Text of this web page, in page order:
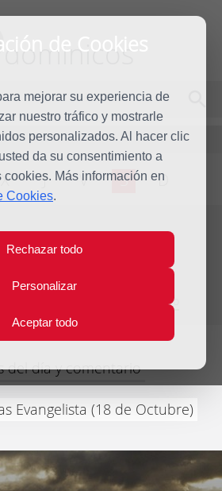
de Cookies
mejorar su experiencia de
nuestro tráfico y mostrarle
personalizados. Al hacer clic
da su consentimiento a
cookies. Más información en
Cookies.
Rechazar todo
Personalizar
Aceptar todo
dominicos
X J V S D
del día
octava semana del Tiempo Ordinario
del día y comentario
Evangelista (18 de Octubre)